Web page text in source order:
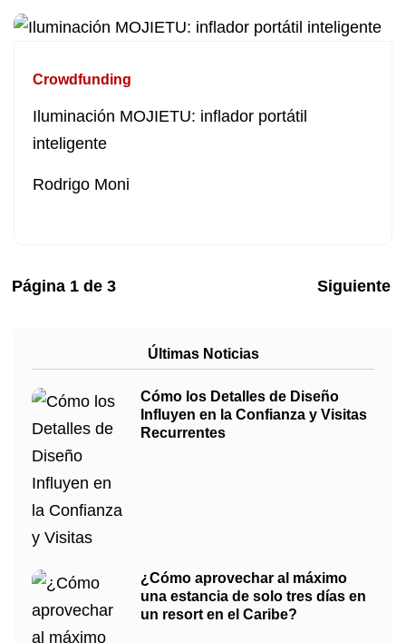
Crowdfunding
Iluminación MOJIETU: inflador portátil
inteligente
Rodrigo Moni
Página 1 de 3 Siguiente
Últimas Noticias
Cómo los Detalles de Diseño
Influyen en la Confianza y Visitas
Recurrentes
¿Cómo aprovechar al máximo
una estancia de solo tres días en
un resort en el Caribe?